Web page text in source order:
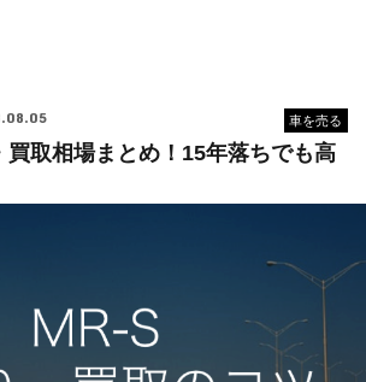
車を売る
買取相場まとめ！15年落ちでも高